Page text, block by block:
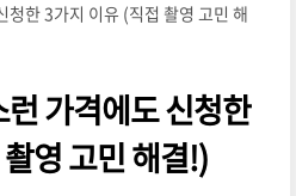
한 3가지 이유 (직접 촬영 고민 해
가격에도 신청한
영 고민 해결!)